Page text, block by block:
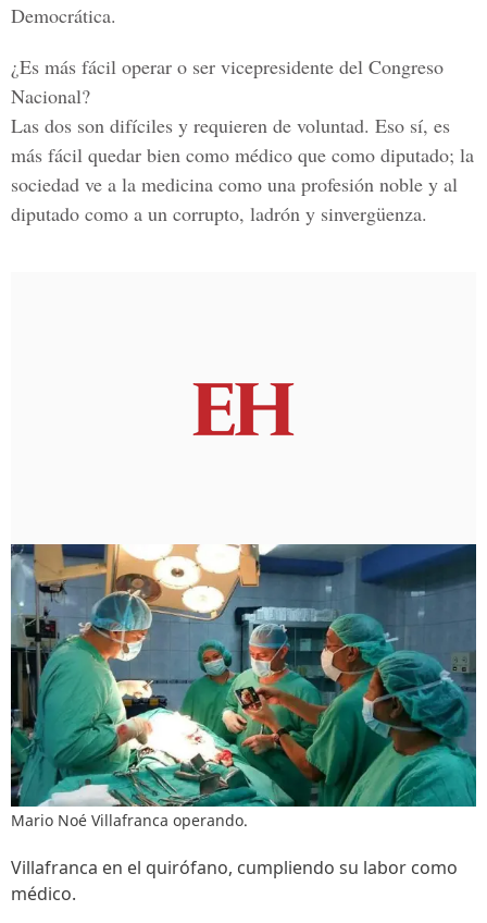
Democrática.
¿Es más fácil operar o ser vicepresidente del Congreso
Nacional?
Las dos son difíciles y requieren de voluntad. Eso sí, es
más fácil quedar bien como médico que como diputado; la
sociedad ve a la medicina como una profesión noble y al
diputado como a un corrupto, ladrón y sinvergüenza.
Mario Noé Villafranca operando.
Villafranca en el quirófano, cumpliendo su labor como
médico.